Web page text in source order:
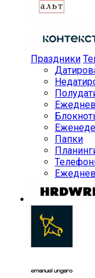
Праздники
Папки